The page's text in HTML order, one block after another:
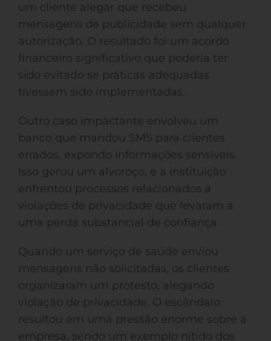
um cliente alegar que recebeu
mensagens de publicidade sem qualquer
autorização. O resultado foi um acordo
financeiro significativo que poderia ter
sido evitado se práticas adequadas
tivessem sido implementadas.
Outro caso impactante envolveu um
banco que mandou SMS para clientes
errados, expondo informações sensíveis.
Isso gerou um alvoroço, e a instituição
enfrentou processos relacionados a
violações de privacidade que levaram a
uma perda substancial de confiança.
Quando um serviço de saúde enviou
mensagens não solicitadas, os clientes
organizaram um protesto, alegando
violação de privacidade. O escândalo
resultou em uma pressão enorme sobre a
empresa, sendo um exemplo nítido dos